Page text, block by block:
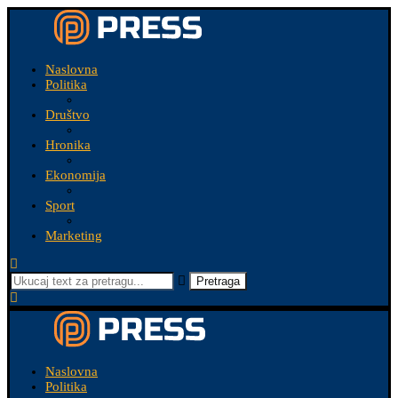
Naslovna
Politika
Društvo
Hronika
Ekonomija
Sport
Marketing
Pretraga
Naslovna
Politika